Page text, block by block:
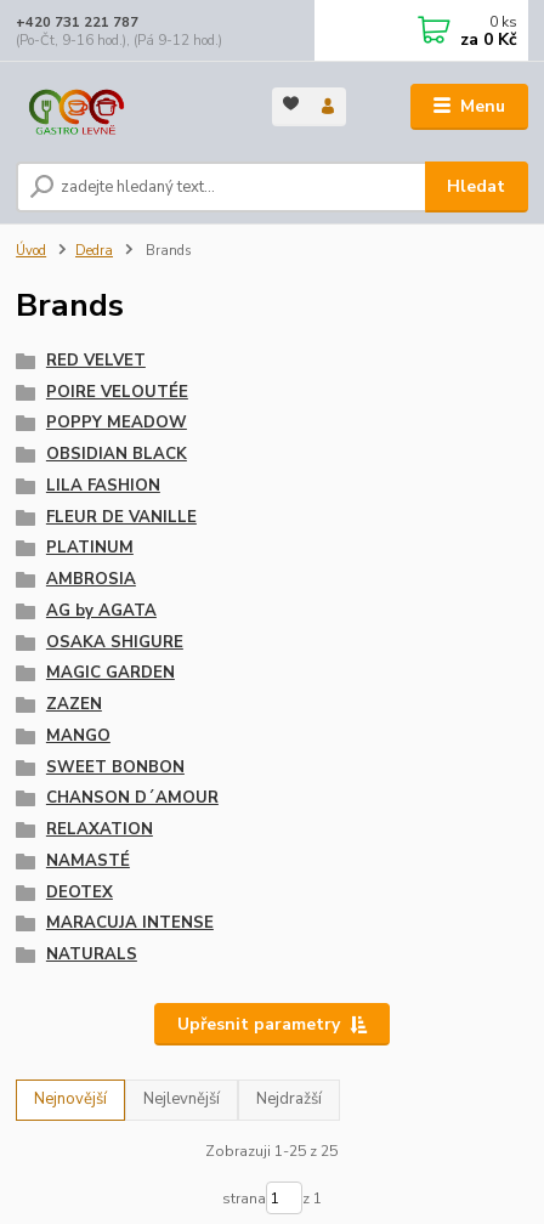
Menu
Hledat
+420 731 221 787
(Po-Čt, 9-16 hod.), (Pá 9-12 hod.)
0 ks
za 0 Kč
Úvod Dedra Brands
Brands
RED VELVET
POIRE VELOUTÉE
POPPY MEADOW
OBSIDIAN BLACK
LILA FASHION
FLEUR DE VANILLE
PLATINUM
AMBROSIA
AG by AGATA
OSAKA SHIGURE
MAGIC GARDEN
ZAZEN
MANGO
SWEET BONBON
CHANSON D´AMOUR
RELAXATION
NAMASTÉ
DEOTEX
MARACUJA INTENSE
NATURALS
Upřesnit parametry
Nejnovější Nejlevnější Nejdražší
Zobrazuji 1-25 z 25
strana z 1